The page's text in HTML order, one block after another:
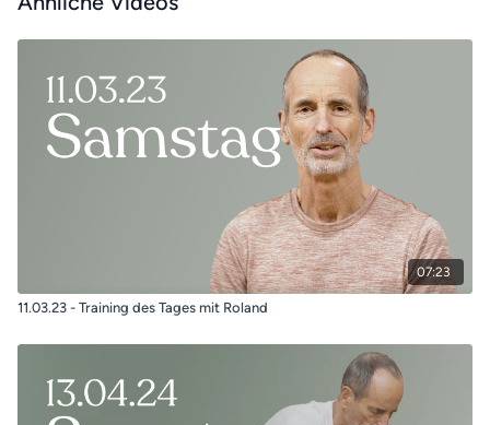
07:23
11.03.23 - Training des Tages mit Roland